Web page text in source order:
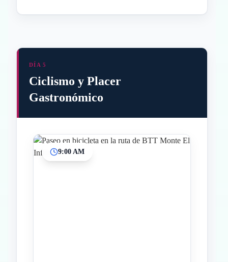
DÍA 5
Ciclismo y Placer
Gastronómico
9:00 AM